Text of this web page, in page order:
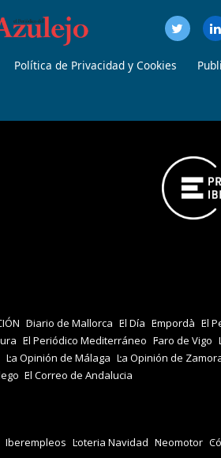
Política de Privacidad y Cookies
Diario de Mallorca El Día Empordà El
El Periódico Mediterráneo Faro de Vigo
La Opinión de Málaga La Opinión de
El Correo de Andalucia
Iberempleos Loteria Navidad Neomotor